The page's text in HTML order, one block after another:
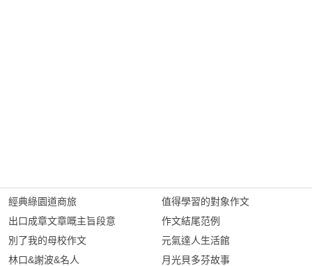
經典綠園道商旅
出口成章文章嘅主旨段意
別了我的母校作文
林口&謝波&名人
值得學習的對象作文
作文結尾范例
元氣達人生活館
月光貝多芬故事